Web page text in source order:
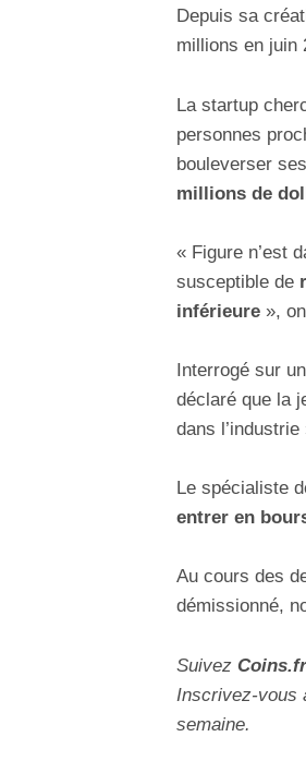
Depuis sa
millions en juin
La startup
personnes
bouleverser
millions de
« Figure n’est
susceptible de
inférieure »,
Interrogé sur
déclaré que la
dans l’industrie
Le spécialiste
entrer en
Au cours des
démissionné,
Suivez Coins
Inscrivez-vous
semaine.